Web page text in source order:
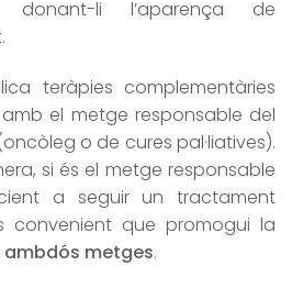
donant-li l’aparença de
teràpies complementàries
el metge responsable del
o de cures pal·liatives).
si és el metge responsable
a seguir un tractament
convenient que promogui la
metges.